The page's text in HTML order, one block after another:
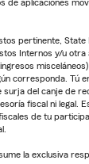
de aplicaciones
pertinente,
Internos y/u
corresponda. Tú
surja del canje de
fiscal ni legal.
de tu
la exclusiva